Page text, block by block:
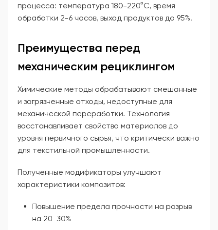
процесса: температура 180-220°C, время
обработки 2-6 часов, выход продуктов до 95%.
Преимущества перед
механическим рециклингом
Химические методы обрабатывают смешанные
и загрязненные отходы, недоступные для
механической переработки. Технология
восстанавливает свойства материалов до
уровня первичного сырья, что критически важно
для текстильной промышленности.
Полученные модификаторы улучшают
характеристики композитов:
Повышение предела прочности на разрыв
на 20-30%